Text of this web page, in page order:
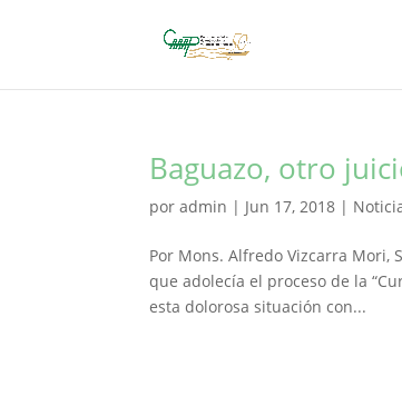
Baguazo, otro
poradmin | Jun 17, 2018 |
Por Mons. Alfredo Vizcarra Mori,
que adolecía el proceso de la
esta dolorosa situación con...